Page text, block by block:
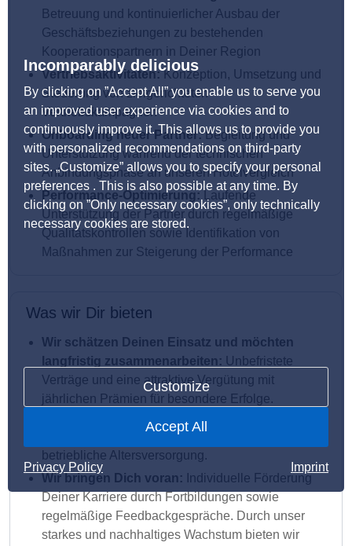
Incomparably delicious
By clicking on ”Accept All” you enable us to serve you
an improved user experience via cookies and to
continuously improve it. This allows us to provide you
with personalized recommendations on third-party
sites. „Customize” allows you to specify your personal
preferences . This is also possible at any time. By
clicking on ”Only necessary cookies”, only technically
necessary cookies are stored.
Customize
Accept All
Privacy Policy Imprint
Betreuung und kontinuierlicher Ausbau der
Geschäftsbeziehungen zu bestehenden
Kooperationspartnern in Deiner Region
Vertriebsaktivitäten:Konzeption, Umsetzung und
Steuerung von zielgerichteten
Vertriebskampagnen
Onboarding neuer Partner:Begleitung und
Unterstützung während der technischen
Anbindungsphase an unseren Hotelvergleich
Performance-Optimierung: Laufende
Unterstützung der Partner durch regelmäßige
Qualitätskontrollen sowie Identifikation von
Maßnahmen zur Steigerung der Performance
Was wir Dir bieten
Wir schätzen Deinen Einsatz und möchten
langfristig zusammenarbeiten: Unbefristete
Verträge und eine attraktive Vergütung mit
jährlichen Prämien für besondere Erfolge.
CHECK24 Produkte und eine bezuschusste
betriebliche Altersversorgung.
Wir bringen Dich voran: Individuelle Förderung
Deiner Karriere durch Fortbildungen sowie
regelmäßige Feedbackgespräche. Durch unser
starkes und nachhaltiges Wachstum bieten wir